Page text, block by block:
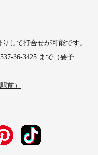
して打合せが可能です。
36-3425 まで（要予
前）